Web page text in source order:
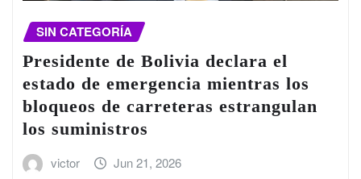
SIN CATEGORÍA
Presidente de Bolivia declara el
estado de emergencia mientras los
bloqueos de carreteras estrangulan
los suministros
victor Jun 21, 2026